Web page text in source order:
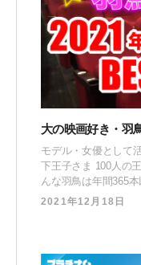
大の映画好き・羽
モデル・女優として
下王子さま 100人の
んな羽鳥は年間365
で、自身のInstagram
2021年12月18日